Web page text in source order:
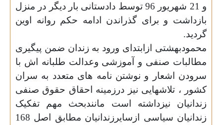
و 21 شهریور 96 توسط دادستانی بار ديگر در منزل
بازداشت و برای گذراندن ادامه حکم روانه اوین
گردید.
محمودبهشتی ازابتدای ورود به زندان ضمن پیگیری
مطالبات صنفی و آموزشی وعدالت طلبانه اش با
سرودن اشعار و نوشتن نامه های متعدد به سران
کشور ، تلاشهایی نیز درزمینه احقاق حقوق صنفی
زندانیان نیزداشته است مانندبحث مهم تفکیک
زندانیان سیاسی ازسایرزندانیان مطابق اصل 168